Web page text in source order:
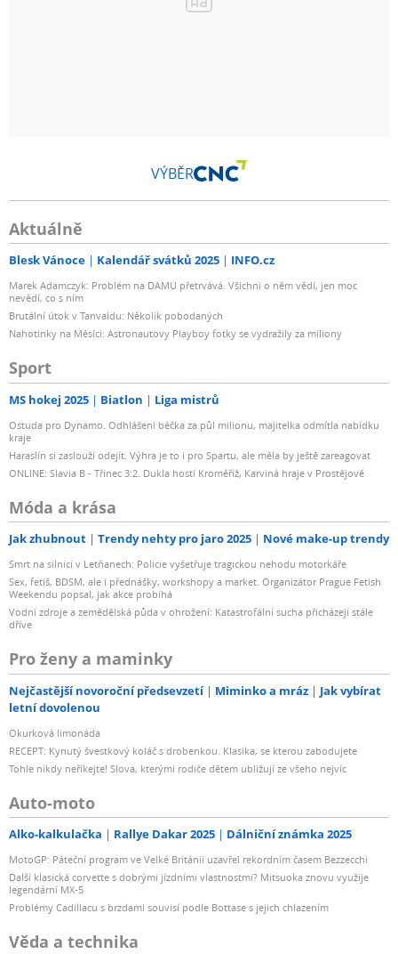
VÝBĚR
Aktuálně
Blesk Vánoce Kalendář svátků 2025 INFO.cz
Marek Adamczyk: Problém na DAMU přetrvává. Všichni o něm vědí, jen moc
nevědí, co s ním
Brutální útok v Tanvaldu: Několik pobodaných
Nahotinky na Měsíci: Astronautovy Playboy fotky se vydražily za miliony
Sport
MS hokej 2025 Biatlon Liga mistrů
Ostuda pro Dynamo. Odhlášení béčka za půl milionu, majitelka odmítla nabídku
kraje
Haraslín si zaslouží odejít. Výhra je to i pro Spartu, ale měla by ještě zareagovat
ONLINE: Slavia B - Třinec 3:2. Dukla hostí Kroměříž, Karviná hraje v Prostějově
Móda a krása
Jak zhubnout Trendy nehty pro jaro 2025 Nové make-up trendy
Smrt na silnici v Letňanech: Policie vyšetřuje tragickou nehodu motorkáře
Sex, fetiš, BDSM, ale i přednášky, workshopy a market. Organizátor Prague Fetish
Weekendu popsal, jak akce probíhá
Vodní zdroje a zemědělská půda v ohrožení: Katastrofální sucha přicházejí stále
dříve
Pro ženy a maminky
Nejčastější novoroční předsevzetí Miminko a mráz
Jak vybírat
letní dovolenou
Okurková limonáda
RECEPT: Kynutý švestkový koláč s drobenkou. Klasika, se kterou zabodujete
Tohle nikdy neříkejte! Slova, kterými rodiče dětem ubližují ze všeho nejvíc
Auto-moto
Alko-kalkulačka Rallye Dakar 2025 Dálniční známka 2025
MotoGP: Páteční program ve Velké Británii uzavřel rekordním časem Bezzecchi
Další klasická corvette s dobrými jízdními vlastnostmi? Mitsuoka znovu využije
legendární MX-5
Problémy Cadillacu s brzdami souvisí podle Bottase s jejich chlazením
Věda a technika